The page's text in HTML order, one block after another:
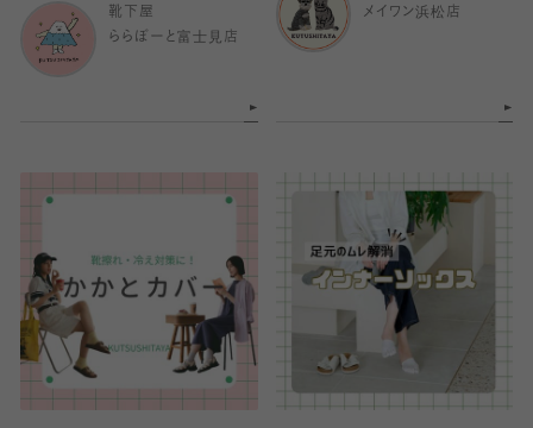
靴下屋
ららぽーと富士見店
メイワン浜松店